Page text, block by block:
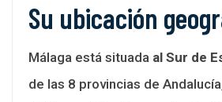
Su ubicación
Málaga está situada al Sur de
de las 8 provincias de